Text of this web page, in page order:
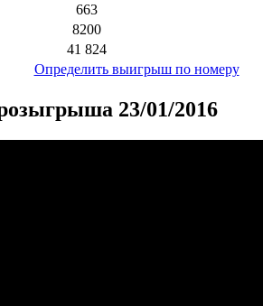
663
8200
41 824
Определить выигрыш по номеру
23/01/2016